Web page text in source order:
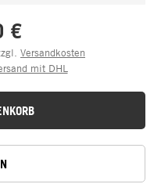
€
Versandkosten
mit DHL